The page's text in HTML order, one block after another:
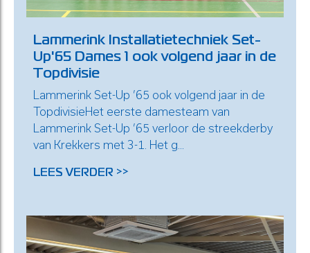
Lammerink Installatietechniek Set-
Up'65 Dames 1 ook volgend jaar in de
Topdivisie
Lammerink Set-Up ’65 ook volgend jaar in de
TopdivisieHet eerste damesteam van
Lammerink Set-Up ’65 verloor de streekderby
van Krekkers met 3-1. Het g...
LEES VERDER >>